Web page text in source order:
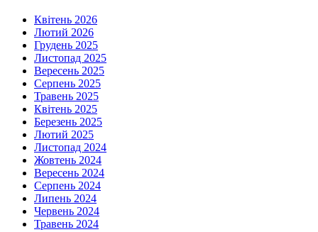
Квітень 2026
Лютий 2026
Грудень 2025
Листопад 2025
Вересень 2025
Серпень 2025
Травень 2025
Квітень 2025
Березень 2025
Лютий 2025
Листопад 2024
Жовтень 2024
Вересень 2024
Серпень 2024
Липень 2024
Червень 2024
Травень 2024